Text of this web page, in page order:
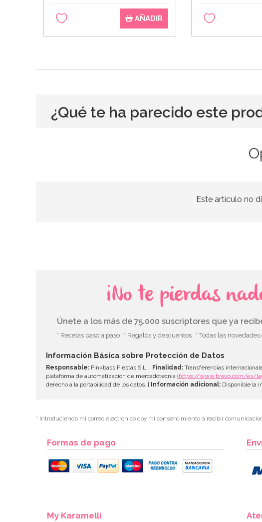
AÑADIR
¿Qué te ha parecido este
Este artículo no
¡No te pierdas
Únete a los más de 75.000 suscriptores que ya
* Recetas paso a paso * Regalos y descuentos * Todas las
Información Básica sobre Protección de Datos
Responsable: Pinkbass Fiestas S.L. | Finalidad: Transferencias
plataforma de automatización de mercadotecnia (https://www.brevo.com/es/
derecho a la portabilidad de los datos. | Información adicional: Disponible la
* Introduciendo mi correo electrónico doy mi consentimiento a recibir
Formas de pago
My Karamelli